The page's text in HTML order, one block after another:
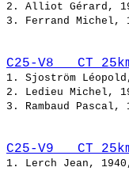
2. Alliot
3. Ferrand
C25-V8   CT
1. Sjoström
2. Ledieu
3. Rambaud
C25-V9   CT
1. Lerch